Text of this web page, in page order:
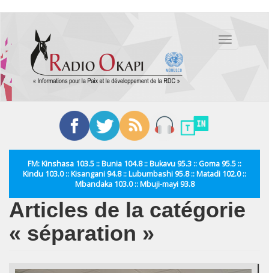
contenu
principal
Toggle
FM: Kinshasa 103.5 :: Bunia 104.8 :: Bukavu 95.3 :: Goma 95.5 ::
Kindu 103.0 :: Kisangani 94.8 :: Lubumbashi 95.8 :: Matadi 102.0 ::
Mbandaka 103.0 :: Mbuji-mayi 93.8
Articles de la catégorie
« séparation »